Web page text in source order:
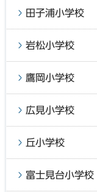
田子浦小学校
岩松小学校
鷹岡小学校
広見小学校
丘小学校
富士見台小学校